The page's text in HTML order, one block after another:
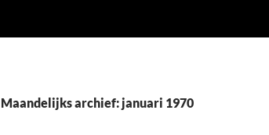
Maandelijks archief: januari 1970